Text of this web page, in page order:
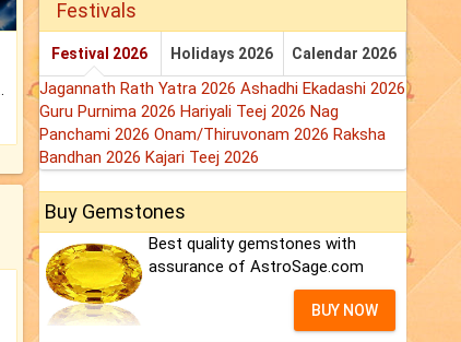
Festivals
Festival 2026 Holidays 2026 Calendar 2026
Jagannath Rath Yatra 2026 Ashadhi Ekadashi 2026
Guru Purnima 2026 Hariyali Teej 2026 Nag
Panchami 2026 Onam/Thiruvonam 2026 Raksha
Bandhan 2026 Kajari Teej 2026
Buy Gemstones
Best quality gemstones with
assurance of AstroSage.com
BUY NOW